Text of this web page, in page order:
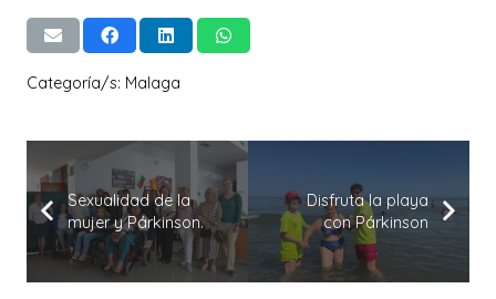
Categoría/s: Malaga
Sexualidad de la
mujer y Párkinson.
Disfruta la playa
con Párkinson